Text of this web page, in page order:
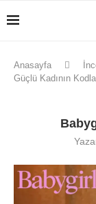
Anasayfa
Güçlü Kadının